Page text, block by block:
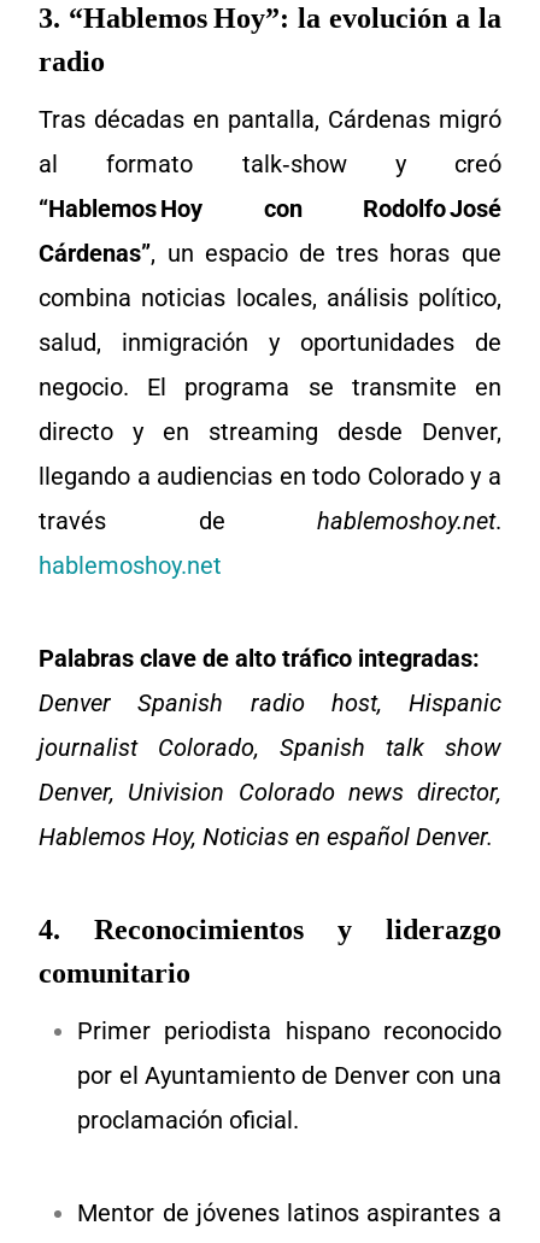
3. “Hablemos Hoy”: la evolución a la
radio
Tras décadas en pantalla, Cárdenas migró
al formato talk‑show y creó
“Hablemos Hoy con Rodolfo José
Cárdenas”, un espacio de tres horas que
combina noticias locales, análisis político,
salud, inmigración y oportunidades de
negocio. El programa se transmite en
directo y en streaming desde Denver,
llegando a audiencias en todo Colorado y a
través de hablemoshoy.net.
hablemoshoy.net
Palabras clave de alto tráfico integradas:
Denver Spanish radio host, Hispanic
journalist Colorado, Spanish talk show
Denver, Univision Colorado news director,
Hablemos Hoy, Noticias en español Denver.
4. Reconocimientos y liderazgo
comunitario
Primer periodista hispano reconocido
por el Ayuntamiento de Denver con una
proclamación oficial.
Mentor de jóvenes latinos aspirantes a